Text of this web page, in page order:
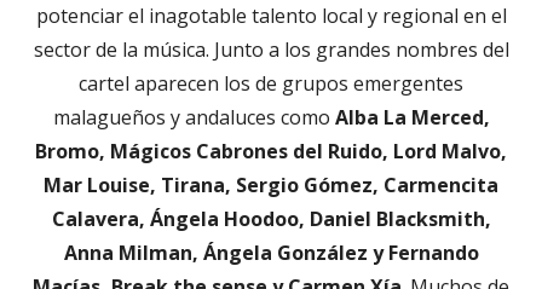
potenciar el inagotable talento local y regional en el
sector de la música. Junto a los grandes nombres del
cartel aparecen los de grupos emergentes
malagueños y andaluces como Alba La Merced,
Bromo, Mágicos Cabrones del Ruido, Lord Malvo,
Mar Louise, Tirana, Sergio Gómez, Carmencita
Calavera, Ángela Hoodoo, Daniel Blacksmith,
Anna Milman, Ángela González y Fernando